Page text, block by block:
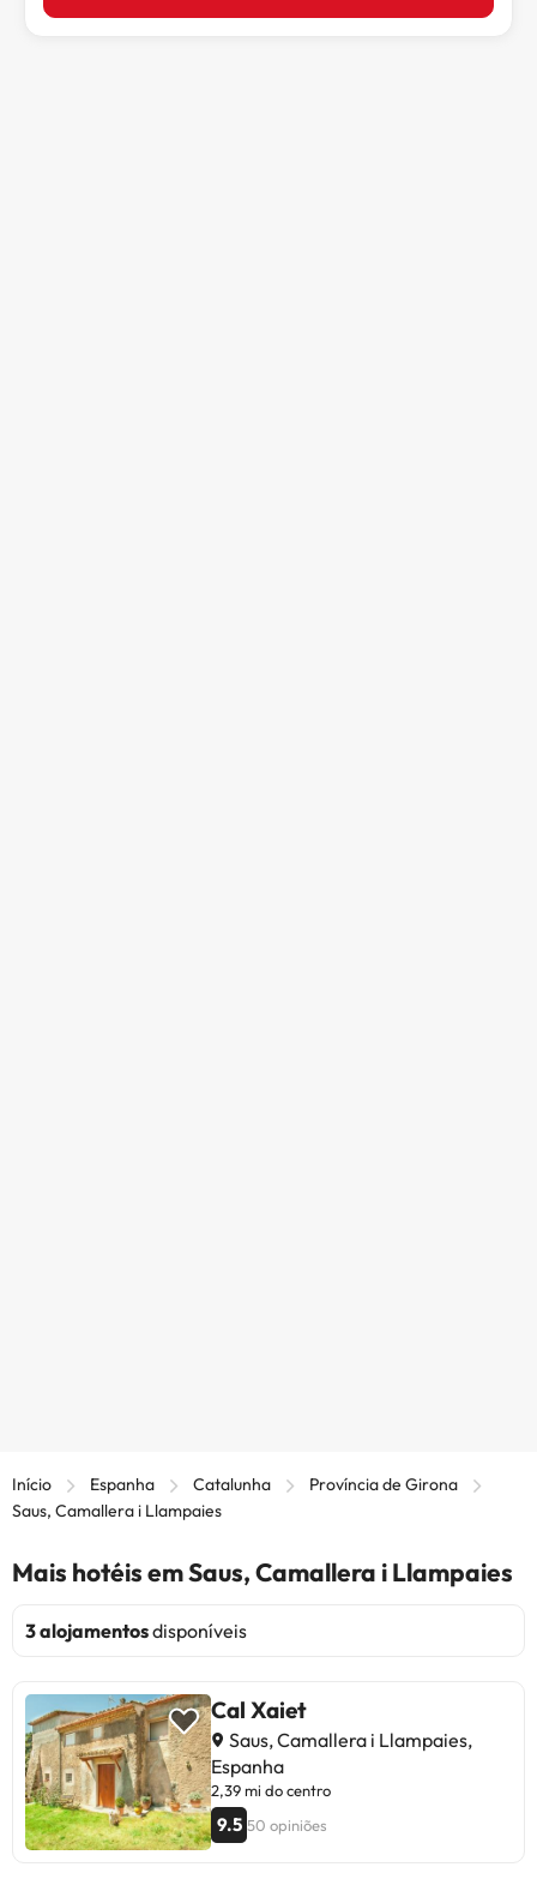
Início Espanha Catalunha
Província de Girona
Saus, Camallera i Llampaies
Mais hotéis em Saus, Camallera i Llampaies
3 alojamentosdisponíveis
Cal Xaiet
Saus, Camallera i Llampaies,
Espanha
2,39 mi do centro
9.5 50 opiniões